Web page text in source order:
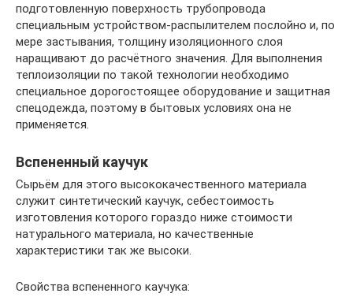
подготовленную поверхность трубопровода
специальным устройством-распылителем послойно и, по
мере застывания, толщину изоляционного слоя
наращивают до расчётного значения. Для выполнения
теплоизоляции по такой технологии необходимо
специальное дорогостоящее оборудование и защитная
спецодежда, поэтому в бытовых условиях она не
применяется.
Вспененный каучук
Сырьём для этого высококачественного материала
служит синтетический каучук, себестоимость
изготовления которого гораздо ниже стоимости
натурального материала, но качественные
характеристики так же высоки.
Свойства вспененного каучука: